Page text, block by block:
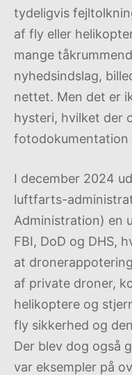
tydeligvis
af fly eller
mange
nyhedsindslag,
nettet. Men det er
hysteri, hvilket der
fotodokumentation
I december 2024
luftfarts-
Administration) en
FBI, DoD og DHS,
at
af private droner,
helikoptere og
fly sikkerhed og
Der blev dog også
var eksempler på